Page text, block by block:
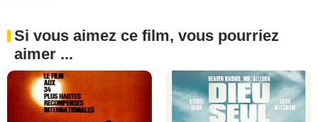
Si vous aimez ce film, vous pourriez
aimer ...